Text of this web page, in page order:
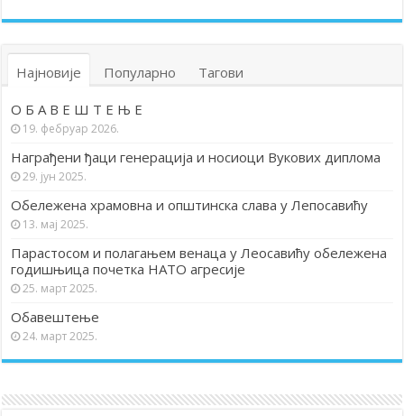
Најновије Популарно Тагови
О Б А В Е Ш Т Е Њ Е
19. фебруар 2026.
Награђени ђаци генерација и носиоци Вукових диплома
29. јун 2025.
Обележена храмовна и општинска слава у Лепосавићу
13. мај 2025.
Парастосом и полагањем венаца у Леосавићу обележена
годишњица почетка НАТО агресије
25. март 2025.
Обавештење
24. март 2025.